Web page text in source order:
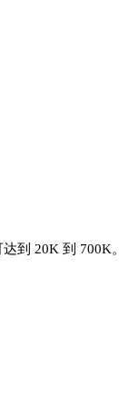
到 20K 到 700K。